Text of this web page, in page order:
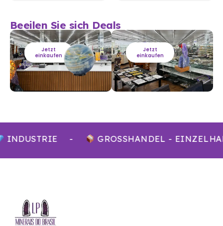
Beeilen Sie sich Deals
Jetzt
einkaufen
Jetzt
einkaufen
INDUSTRIE - GROSSHANDEL -